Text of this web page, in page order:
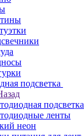
подсветка
подсветка
ленты
неон